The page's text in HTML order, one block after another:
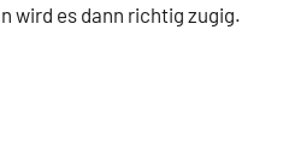
wird es dann richtig zugig.